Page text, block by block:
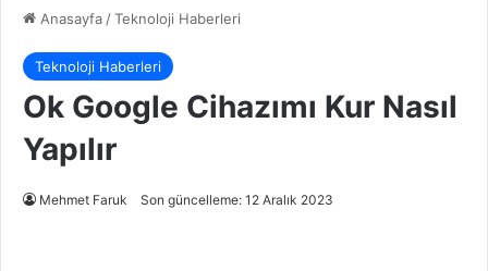
Anasayfa /Teknoloji Haberleri
Teknoloji Haberleri
Ok Google Cihazımı Kur Nasıl
Yapılır
Mehmet Faruk Son güncelleme: 12 Aralık 2023